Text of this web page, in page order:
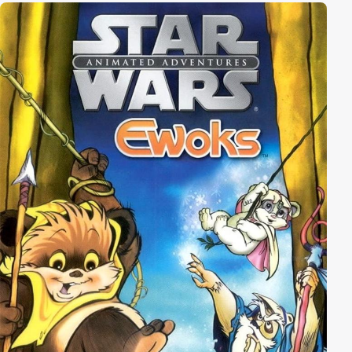
“Spezialisten” angeheuert, die es unschädlich machen
soll.